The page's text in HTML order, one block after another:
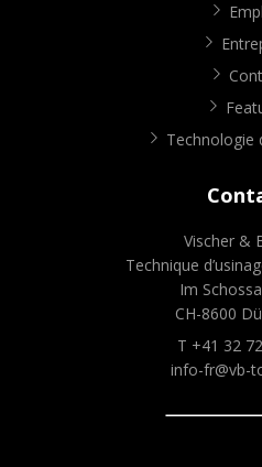
Technologie
Vischer &
Technique
Im
CH-8600
T +41 32
info-fr@vb-